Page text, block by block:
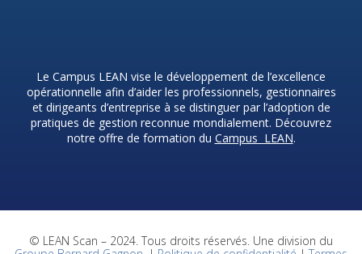
Le Campus LEAN vise le développement de l’excellence
opérationnelle afin d’aider les professionnels, gestionnaires
et dirigeants d’entreprise à se distinguer par l’adoption de
pratiques de gestion reconnue mondialement. Découvrez
notre offre de formation du Campus LEAN.
© LEAN Scan – 2024. Tous droits réservés. Une division du